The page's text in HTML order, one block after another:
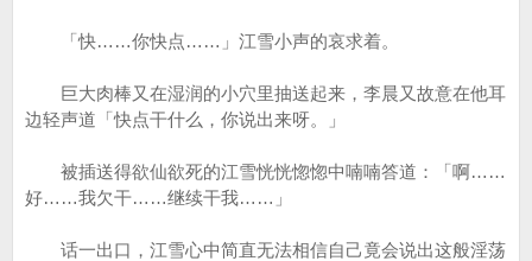
「快……你快点……」江雪小声的哀求着。
巨大肉棒又在湿润的小穴里抽送起来，李晨又故意在他耳
边轻声道「快点干什么，你说出来呀。」
被插送得欲仙欲死的江雪恍恍惚惚中喃喃答道：「啊……
好……我欠干……继续干我……」
话一出口，江雪心中简直无法相信自己竟会说出这般淫荡